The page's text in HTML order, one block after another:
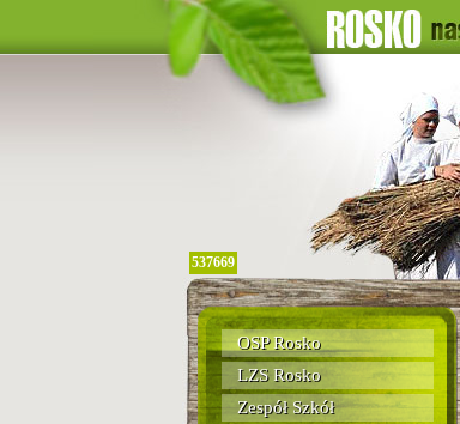
537669
OSP Rosko
LZS Rosko
Zespół Szkół